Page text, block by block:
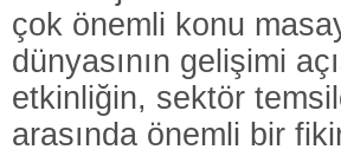
çok önemli konu
dünyasının gelişimi
etkinliğin, sektör
arasında önemli bir